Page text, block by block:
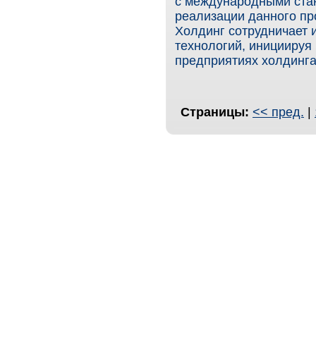
реализации данного
Холдинг
технологий,
предприятиях
Страницы: << пред. |